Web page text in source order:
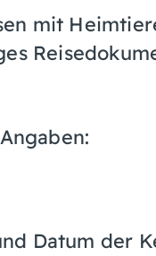
mit
Datum der